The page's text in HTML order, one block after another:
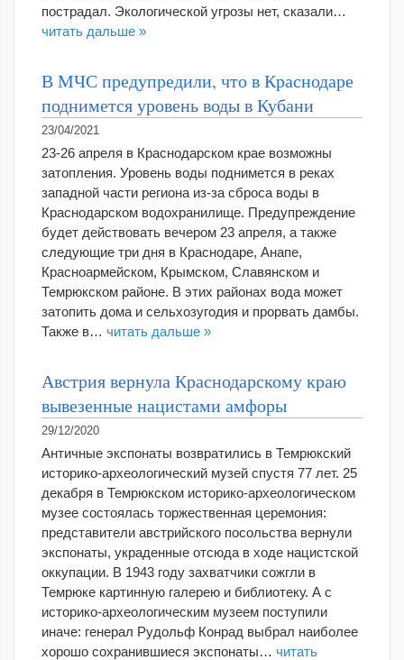
пострадал. Экологической угрозы нет, сказали…
читать дальше »
В МЧС предупредили, что в Краснодаре
поднимется уровень воды в Кубани
23/04/2021
23-26 апреля в Краснодарском крае возможны
затопления. Уровень воды поднимется в реках
западной части региона из-за сброса воды в
Краснодарском водохранилище. Предупреждение
будет действовать вечером 23 апреля, а также
следующие три дня в Краснодаре, Анапе,
Красноармейском, Крымском, Славянском и
Темрюкском районе. В этих районах вода может
затопить дома и сельхозугодия и прорвать дамбы.
Также в… читать дальше »
Австрия вернула Краснодарскому краю
вывезенные нацистами амфоры
29/12/2020
Античные экспонаты возвратились в Темрюкский
историко-археологический музей спустя 77 лет. 25
декабря в Темрюкском историко-археологическом
музее состоялась торжественная церемония:
представители австрийского посольства вернули
экспонаты, украденные отсюда в ходе нацистской
оккупации. В 1943 году захватчики сожгли в
Темрюке картинную галерею и библиотеку. А с
историко-археологическим музеем поступили
иначе: генерал Рудольф Конрад выбрал наиболее
хорошо сохранившиеся экспонаты… читать